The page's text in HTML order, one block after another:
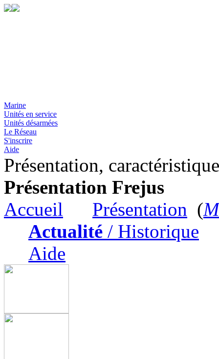
Marine
Unités en service
Unités désarmées
Le Réseau
S'inscrire
Aide
Présentation,
Présentation Frejus
Accueil
Présentation (
Actualité / Historique
Aide